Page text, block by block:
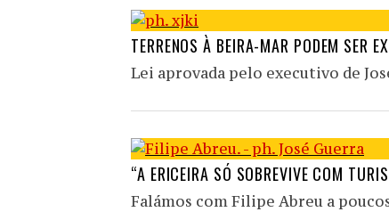
TERRENOS À BEIRA-MAR PODEM SER
Lei aprovada pelo executivo de
“A ERICEIRA SÓ SOBREVIVE COM
Falámos com Filipe Abreu a